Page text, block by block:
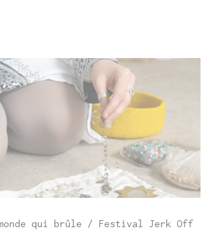
qui brûle / Festival Jerk Off